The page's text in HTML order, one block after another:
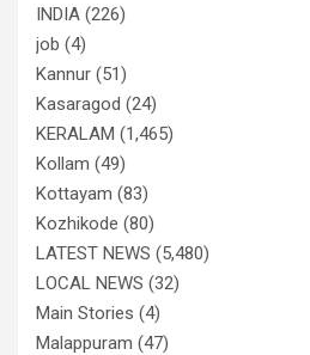
INDIA (226)
job (4)
Kannur (51)
Kasaragod (24)
KERALAM (1,465)
Kollam (49)
Kottayam (83)
Kozhikode (80)
LATEST NEWS (5,480)
LOCAL NEWS (32)
Main Stories (4)
Malappuram (47)